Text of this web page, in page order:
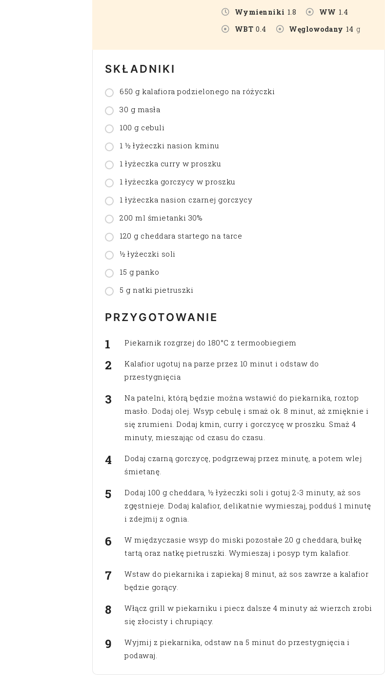
Wymienniki 1.8 WW 1.4
WBT 0.4 Węglowodany 14 g
SKŁADNIKI
650 g kalafiora podzielonego na różyczki
30 g masła
100 g cebuli
1 ½ łyżeczki nasion kminu
1 łyżeczka curry w proszku
1 łyżeczka gorczycy w proszku
1 łyżeczka nasion czarnej gorczycy
200 ml śmietanki 30%
120 g cheddara startego na tarce
½ łyżeczki soli
15 g panko
5 g natki pietruszki
PRZYGOTOWANIE
Piekarnik rozgrzej do 180°C z termoobiegiem
Kalafior ugotuj na parze przez 10 minut i odstaw do
przestygnięcia
Na patelni, którą będzie można wstawić do piekarnika, roztop
masło. Dodaj olej. Wsyp cebulę i smaż ok. 8 minut, aż zmięknie i
się zrumieni. Dodaj kmin, curry i gorczycę w proszku. Smaż 4
minuty, mieszając od czasu do czasu.
Dodaj czarną gorczycę, podgrzewaj przez minutę, a potem wlej
śmietanę.
Dodaj 100 g cheddara, ½ łyżeczki soli i gotuj 2-3 minuty, aż sos
zgęstnieje. Dodaj kalafior, delikatnie wymieszaj, podduś 1 minutę
i zdejmij z ognia.
W międzyczasie wsyp do miski pozostałe 20 g cheddara, bułkę
tartą oraz natkę pietruszki. Wymieszaj i posyp tym kalafior.
Wstaw do piekarnika i zapiekaj 8 minut, aż sos zawrze a kalafior
będzie gorący.
Włącz grill w piekarniku i piecz dalsze 4 minuty aż wierzch zrobi
się złocisty i chrupiący.
Wyjmij z piekarnika, odstaw na 5 minut do przestygnięcia i
podawaj.